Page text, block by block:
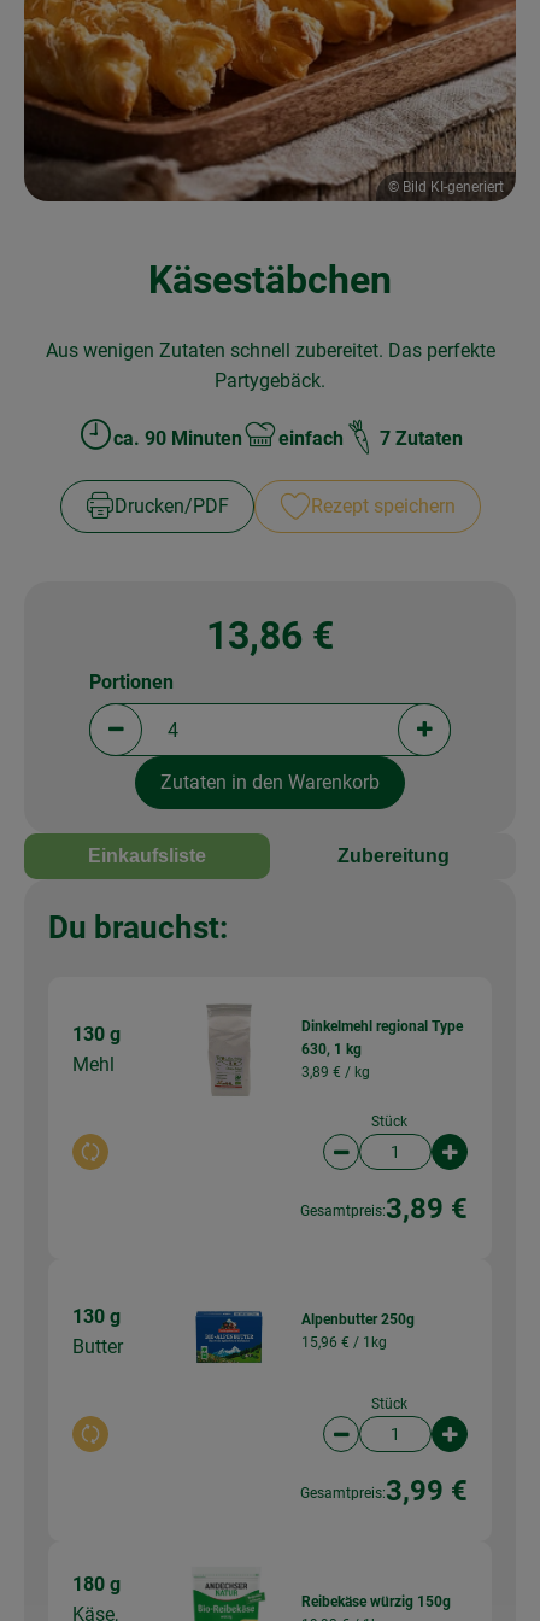
Obst & Gemüse
Frisches
Naturkost
Getränke
Geschäftskunden
© Bild KI-generiert
Käsestäbchen
Aus wenigen Zutaten schnell zubereitet. Das perfekte
Partygebäck.
Zubreitungszeit:
ca. 90 Minuten
Schwierigkeit:
einfach 7 Zutaten
Drucken​/​PDF Rezept speichern
13,86 €
Portionen verringern (aktuell 4 Portionen
Portionen
Portionen
Zutaten in den Warenkorb
Einkaufsliste Zubereitung
Du brauchst:
130 g
Mehl
Auswahl ändern
Dinkelmehl regional Type
630, 1 kg
3,89 € / kg
Stück
Artikelanzahl
Gesamtpreis:3,89 €
130 g
Butter
Auswahl ändern
Alpenbutter 250g
15,96 € / 1kg
Stück
Artikelanzahl
Gesamtpreis:3,99 €
180 g
Käse,
Reibekäse würzig 150g